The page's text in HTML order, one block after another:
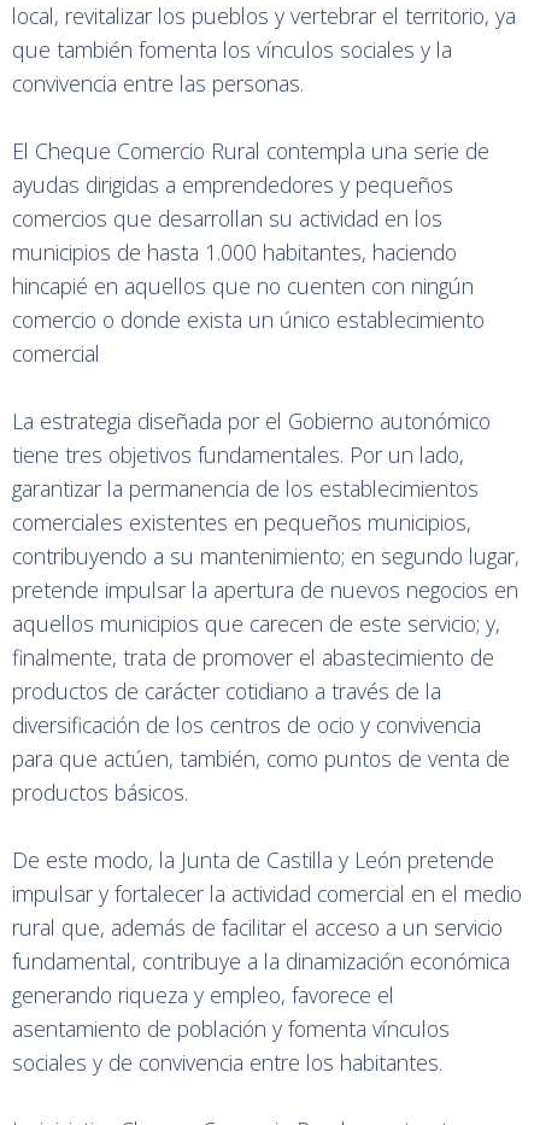
local, revitalizar los pueblos y vertebrar el territorio, ya
que también fomenta los vínculos sociales y la
convivencia entre las personas.
El Cheque Comercio Rural contempla una serie de
ayudas dirigidas a emprendedores y pequeños
comercios que desarrollan su actividad en los
municipios de hasta 1.000 habitantes, haciendo
hincapié en aquellos que no cuenten con ningún
comercio o donde exista un único establecimiento
comercial
La estrategia diseñada por el Gobierno autonómico
tiene tres objetivos fundamentales. Por un lado,
garantizar la permanencia de los establecimientos
comerciales existentes en pequeños municipios,
contribuyendo a su mantenimiento; en segundo lugar,
pretende impulsar la apertura de nuevos negocios en
aquellos municipios que carecen de este servicio; y,
finalmente, trata de promover el abastecimiento de
productos de carácter cotidiano a través de la
diversificación de los centros de ocio y convivencia
para que actúen, también, como puntos de venta de
productos básicos.
De este modo, la Junta de Castilla y León pretende
impulsar y fortalecer la actividad comercial en el medio
rural que, además de facilitar el acceso a un servicio
fundamental, contribuye a la dinamización económica
generando riqueza y empleo, favorece el
asentamiento de población y fomenta vínculos
sociales y de convivencia entre los habitantes.